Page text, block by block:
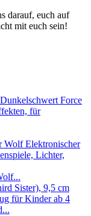
darauf, euch auf
mit euch sein!